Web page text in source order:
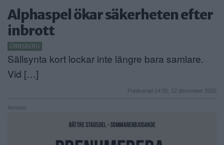
ANNONSERA
NÄRINGSLIV
MER
Alphaspel ökar säkerheten efter
inbrott
ÖRNSBERG
Sällsynta kort lockar inte längre bara samlare.
Vid […]
Publicerad 14:55, 12 december 2025
Annons: